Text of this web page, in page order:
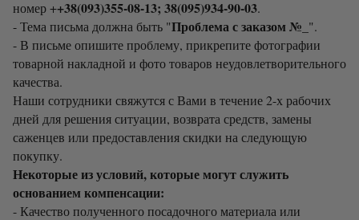
номер ++38(093)355-08-13; 38(095)934-90-03.
- Тема письма должна быть "Проблема с заказом №_ ".
- В письме опишите проблему, прикрепите фотографии
товарной накладной и фото товаров неудовлетворительного
качества.
Наши сотрудники свяжутся с Вами в течение 2-х рабочих
дней для решения ситуации, возврата средств, замены
саженцев или предоставления скидки на следующую
покупку.
Некоторые из условий, которые могут служить
основанием компенсации:
- Качество полученного посадочного материала или